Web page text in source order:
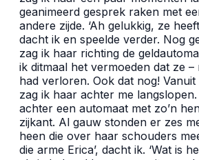
geanimeerd gesprek raken met
andere zijde. ‘Ah gelukkig, ze
dacht ik en speelde verder. Nog
zag ik haar richting de
ik ditmaal het vermoeden dat ze
had verloren. Ook dat nog!
zag ik haar achter me
achter een automaat met zo’n
zijkant. Al gauw stonden er zes
heen die over haar schouders
die arme Erica’, dacht ik. ‘Wat is